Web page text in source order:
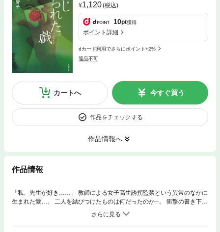
1,120(税込)
10pt獲得
ポイント詳細
dカード利用でさらにポイント+2%
返品不可
カートへ 今すぐ買う
作品をチェックする
作品情報へ
作品情報
「私、先生が好き……」 教師による女子高生誘拐監禁という異常のなかに
生まれた愛…。 二人を結びつけたものは何だったのか─。 衝撃の書き下ろ
し小説！ 某地方都市の名門私立大北高校の女子学生、結城芹香が突然失踪
した。誘拐か? 家出か? 実は芹香 は大北高校の謹厳実直の見本のような社
会科の教師、石川憲吾によって拉致監禁されていて……。『完 全なる飼育